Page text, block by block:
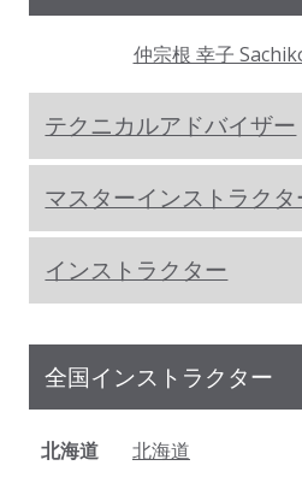
仲宗根 幸子
テクニカルアドバイザー
マスターインストラクタ
インストラクター
全国インストラクター
北海道
北海道